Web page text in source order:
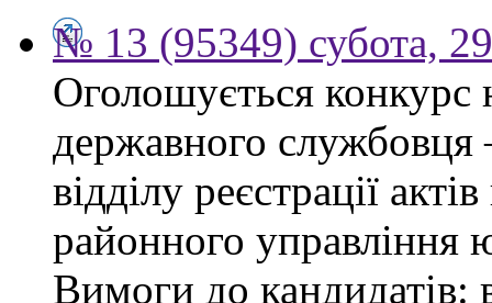
№ 13 (95349) субота,
Оголошується конкурс
державного службовця
відділу реєстрації
районного управління
Вимоги до